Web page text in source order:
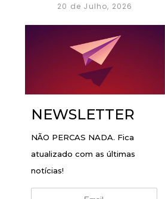
20 de Julho, 2026
NEWSLETTER
NÃO PERCAS NADA. Fica
atualizado com as últimas
notícias!